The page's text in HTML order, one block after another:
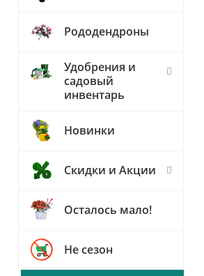
Рододендроны
Удобрения и
садовый
инвентарь
Новинки
Скидки и Акции
Осталось мало!
Не сезон